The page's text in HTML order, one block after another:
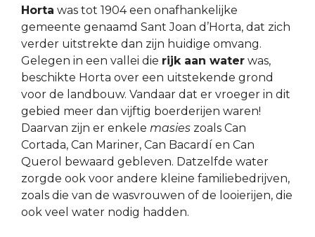
Horta was tot 1904 een onafhankelijke
gemeente genaamd Sant Joan d’Horta, dat zich
verder uitstrekte dan zijn huidige omvang.
Gelegen in een vallei die rijk aan water was,
beschikte Horta over een uitstekende grond
voor de landbouw. Vandaar dat er vroeger in dit
gebied meer dan vijftig boerderijen waren!
Daarvan zijn er enkele masies zoals Can
Cortada, Can Mariner, Can Bacardí en Can
Querol bewaard gebleven. Datzelfde water
zorgde ook voor andere kleine familiebedrijven,
zoals die van de wasvrouwen of de looierijen, die
ook veel water nodig hadden.